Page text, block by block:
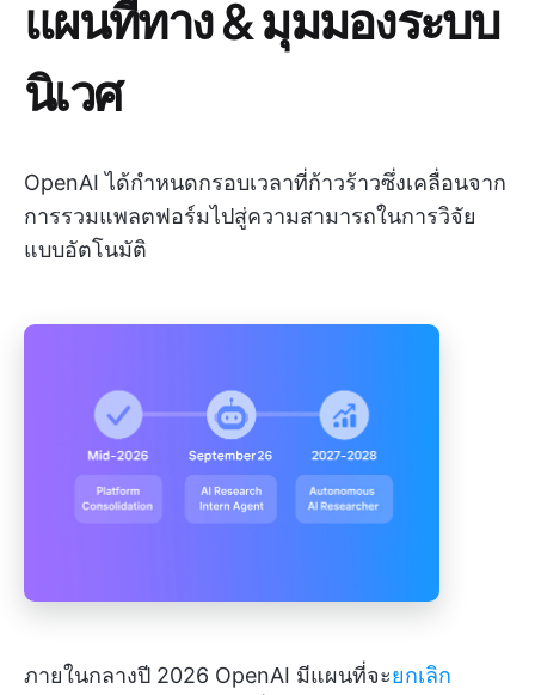
แผนที่ทาง & มุมมองระบบ
นิเวศ
OpenAI ได้กำหนดกรอบเวลาที่ก้าวร้าวซึ่งเคลื่อนจาก
การรวมแพลตฟอร์มไปสู่ความสามารถในการวิจัย
แบบอัตโนมัติ
ภายในกลางปี 2026 OpenAI มีแผนที่จะยกเลิก